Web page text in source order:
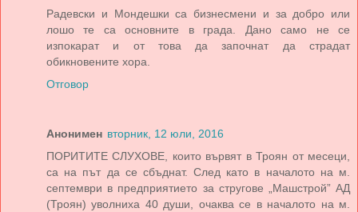
Радевски и Мондешки са бизнесмени и за добро или
лошо те са основните в града. Дано само не се
изпокарат и от това да започнат да страдат
обикновените хора.
Отговор
Анонимен вторник, 12 юли, 2016
ПОРИТИТЕ СЛУХОВЕ, които вървят в Троян от месеци,
са на път да се сбъднат. След като в началото на м.
септември в предприятието за стругове „Машстрой” АД
(Троян) уволниха 40 души, очаква се в началото на м.